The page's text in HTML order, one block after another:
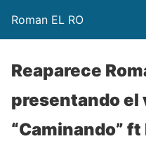
Roman EL RO
Reaparece
presentando el
“Caminando”